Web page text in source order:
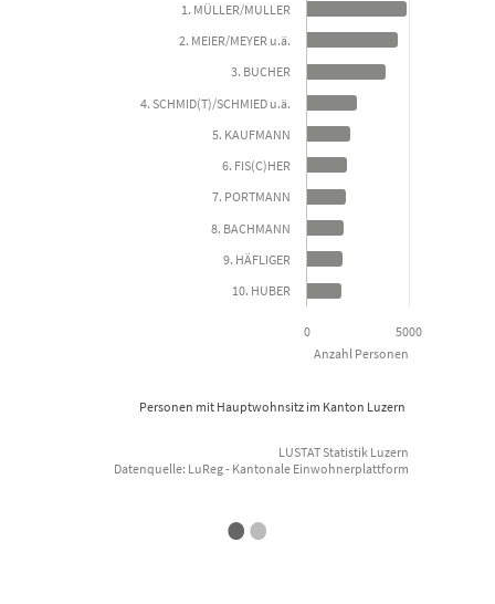
Bar chart with 10 bars.
View as data table, Häufigste Nachnamen am
The chart has 1 X axis displaying categories.
The chart has 1 Y axis displaying Anzahl Personen. Data
Personen mit Hauptwohnsitz im Kanton Luzern
Anzahl Personen
0 5000
10. HUBER
9. HÄFLIGER
8. BACHMANN
7. PORTMANN
6. FIS(C)HER
5. KAUFMANN
4. SCHMID(T)/SCHMIED u.ä.
3. BUCHER
2. MEIER/MEYER u.ä.
1. MÜLLER/MULLER
LUSTAT Statistik Luzern
Datenquelle: LuReg - Kantonale Einwohnerplattform
••